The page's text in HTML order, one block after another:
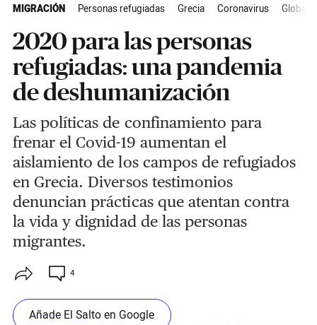
MIGRACIÓN Personas refugiadas Grecia Coronavirus Global
2020 para las personas
refugiadas: una pandemia
de deshumanización
Las políticas de confinamiento para
frenar el Covid-19 aumentan el
aislamiento de los campos de refugiados
en Grecia. Diversos testimonios
denuncian prácticas que atentan contra
la vida y dignidad de las personas
migrantes.
4
Añade El Salto en Google